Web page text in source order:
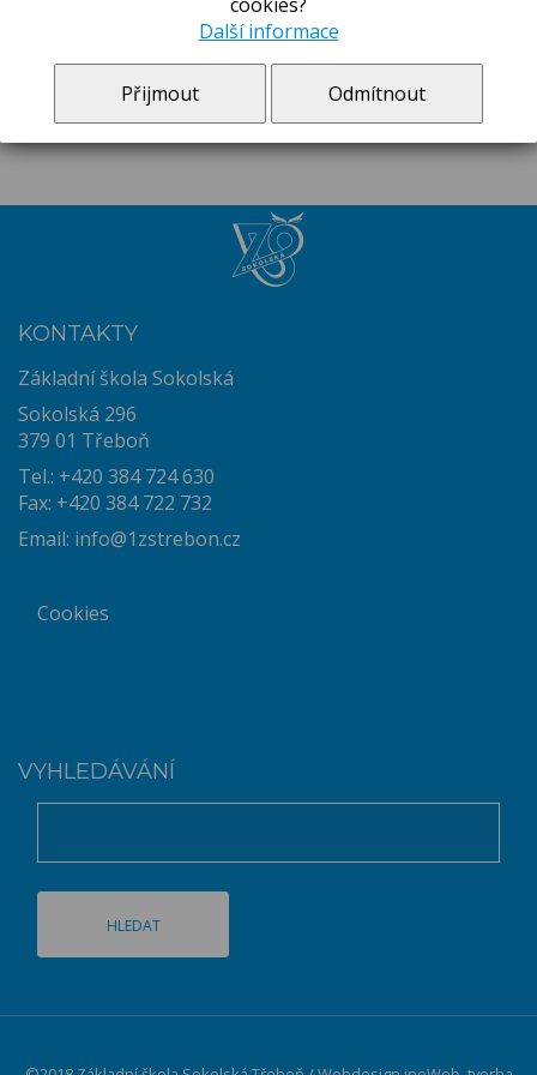
13.-17.7. Survivor - OBSAZENO
KONTAKTY
Základní škola Sokolská
Sokolská 296
379 01 Třeboň
Tel.: +420 384 724 630
Fax: +420 384 722 732
Email: info@1zstrebon.cz
Cookies
VYHLEDÁVÁNÍ
Další informace
Přijmout Odmítnout